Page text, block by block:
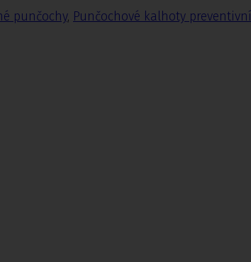
punčochy, Punčochové kalhoty preventivní